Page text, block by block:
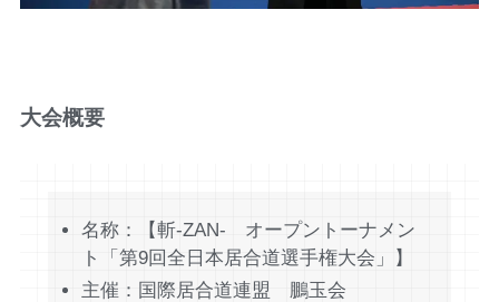
大会概要
名称：【斬-ZAN- オープントーナメン
ト「第9回全日本居合道選手権大会」】
主催：国際居合道連盟 鵬玉会